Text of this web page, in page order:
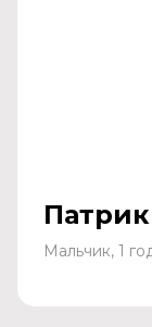
Патрик
Мальчик, 1